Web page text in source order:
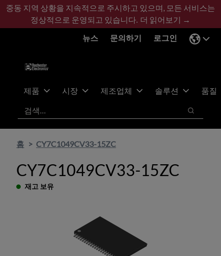
기
콘
바
글
중동 지역 상황을 지속적으로 주시하고 있으며, 모든 서비스는
정상적으로 운영되고 있습니다. 더 읽어보기 →
뉴스
문의하기 로그인
제품 시장 제조업체 솔루션
품질
검색
검색
홈 CY7C1049CV33-15ZC
CY7C1049CV33-15ZC
재고 보유